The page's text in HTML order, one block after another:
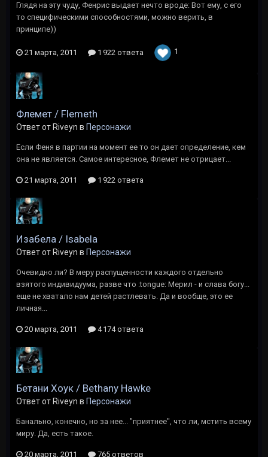
Глядя на эту чуду, Фенрис выдает нечто вроде: Вот ему, с его
то специфическими способностями, можно верить, в
принципе))
21 марта, 2011 1 922 ответа 1
Флемет / Flemeth
Ответ от Riveyn в Персонажи
Если Феня в партии на момент ее то он дает определение, кем
она не является. Самое интересное, Флемет не отрицает...
21 марта, 2011 1 922 ответа
Изабела / Isabela
Ответ от Riveyn в Персонажи
Очевидно ли? В меру распущенности каждого отдельно
взятого индивидуума, разве что :tongue: Мерил - и слава богу...
еще не хватало нам детей растлевать. Да и вообще, это ее
личная...
20 марта, 2011 4 174 ответа
Бетани Хоук / Bethany Hawke
Ответ от Riveyn в Персонажи
Банально, конечно, но за нее... "приятнее", что ли, мстить всему
миру. Да, есть такое.
20 марта, 2011 765 ответов